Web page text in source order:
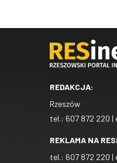
REDAKCJA:
Rzeszów
tel.: 607 872 220 |
REKLAMA NA
tel.: 607 872 220 |